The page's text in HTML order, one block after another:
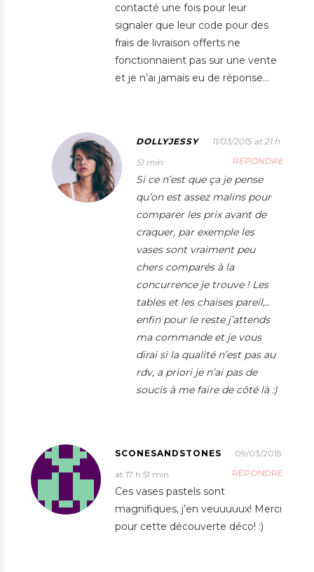
contacté une fois pour leur
signaler que leur code pour des
frais de livraison offerts ne
fonctionnaient pas sur une vente
et je n’ai jamais eu de réponse…
DOLLYJESSY
11/03/2015 at 21 h
51 min
RÉPONDRE
Si ce n’est que ça je pense
qu’on est assez malins pour
comparer les prix avant de
craquer, par exemple les
vases sont vraiment peu
chers comparés à la
concurrence je trouve ! Les
tables et les chaises pareil,..
enfin pour le reste j’attends
ma commande et je vous
dirai si la qualité n’est pas au
rdv, a priori je n’ai pas de
soucis à me faire de côté là :)
SCONESANDSTONES
09/03/2015
at 17 h 51 min
RÉPONDRE
Ces vases pastels sont
magnifiques, j’en veuuuuux! Merci
pour cette découverte déco! :)